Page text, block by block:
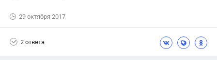
29 октября 2017
2 ответа